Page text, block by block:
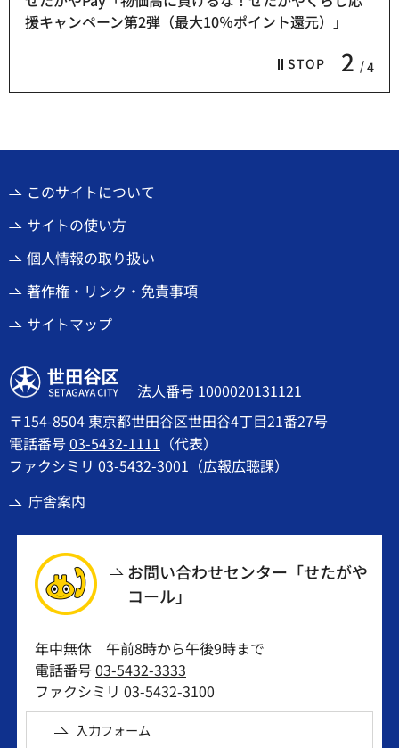
STOP 2 4
援キャンペーン第2弾（最大10％ポイント還元）」
このサイトについて
サイトの使い方
個人情報の取り扱い
著作権・リンク・免責事項
サイトマップ
世田谷区
法人番号 1000020131121
〒154-8504 東京都世田谷区世田谷4丁目21番27号
電話番号03-5432-1111 （代表）
ファクシミリ 03-5432-3001（広報広聴課）
庁舎案内
お問い合わせセンター「せたがや
コール」
年中無休 午前8時から午後9時まで
電話番号03-5432-3333
ファクシミリ 03-5432-3100
入力フォーム